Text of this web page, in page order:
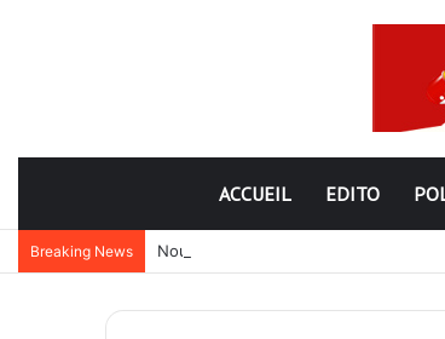
ACCUEIL EDITO
Breaking News Nouveau subterfuge en préparation